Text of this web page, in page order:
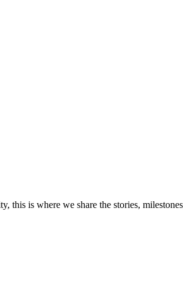
this is where we share the stories,